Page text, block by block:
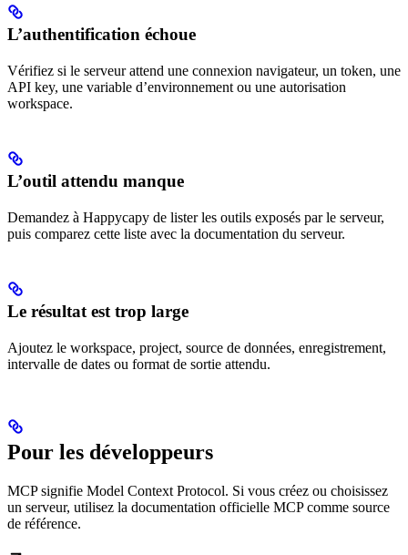
L’authentification échoue
Vérifiez si le serveur attend une connexion navigateur, un token, une
API key, une variable d’environnement ou une autorisation
workspace.
L’outil attendu manque
Demandez à Happycapy de lister les outils exposés par le serveur,
puis comparez cette liste avec la documentation du serveur.
Le résultat est trop large
Ajoutez le workspace, project, source de données, enregistrement,
intervalle de dates ou format de sortie attendu.
Pour les développeurs
MCP signifie Model Context Protocol. Si vous créez ou choisissez
un serveur, utilisez la documentation officielle MCP comme source
de référence.